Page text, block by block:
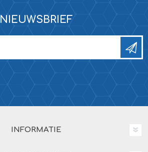
NIEUWSBRIEF
INFORMATIE